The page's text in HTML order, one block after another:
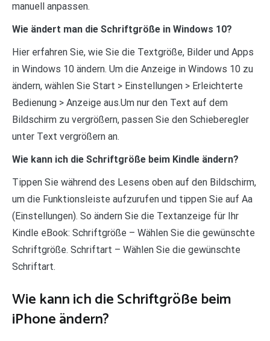
manuell anpassen.
Wie ändert man die Schriftgröße in Windows 10?
Hier erfahren Sie, wie Sie die Textgröße, Bilder und Apps
in Windows 10 ändern. Um die Anzeige in Windows 10 zu
ändern, wählen Sie Start > Einstellungen > Erleichterte
Bedienung > Anzeige aus.Um nur den Text auf dem
Bildschirm zu vergrößern, passen Sie den Schieberegler
unter Text vergrößern an.
Wie kann ich die Schriftgröße beim Kindle ändern?
Tippen Sie während des Lesens oben auf den Bildschirm,
um die Funktionsleiste aufzurufen und tippen Sie auf Aa
(Einstellungen). So ändern Sie die Textanzeige für Ihr
Kindle eBook: Schriftgröße – Wählen Sie die gewünschte
Schriftgröße. Schriftart – Wählen Sie die gewünschte
Schriftart.
Wie kann ich die Schriftgröße beim
iPhone ändern?